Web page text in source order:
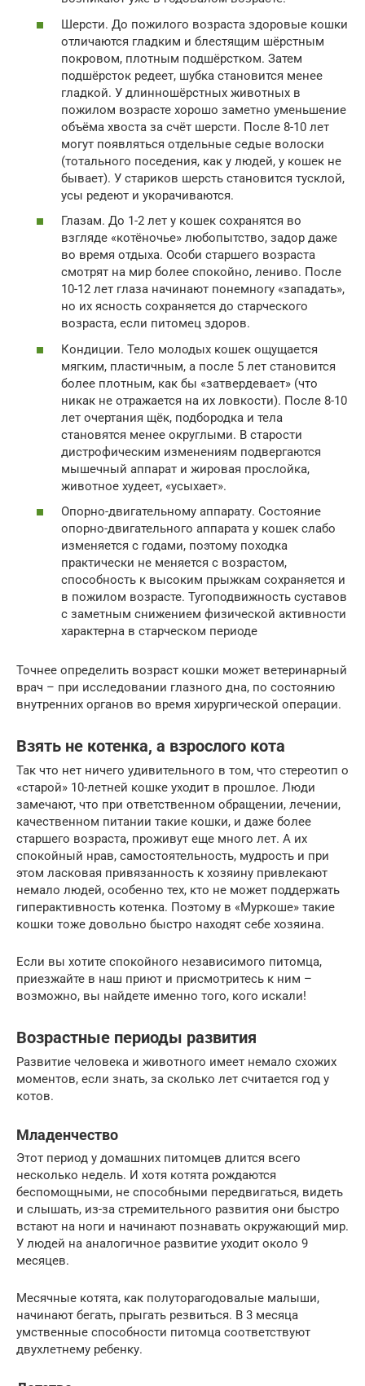
Шерсти. До пожилого возраста здоровые кошки
отличаются гладким и блестящим шёрстным
покровом, плотным подшёрстком. Затем
подшёрсток редеет, шубка становится менее
гладкой. У длинношёрстных животных в
пожилом возрасте хорошо заметно уменьшение
объёма хвоста за счёт шерсти. После 8-10 лет
могут появляться отдельные седые волоски
(тотального поседения, как у людей, у кошек не
бывает). У стариков шерсть становится тусклой,
усы редеют и укорачиваются.
Глазам. До 1-2 лет у кошек сохранятся во
взгляде «котёночье» любопытство, задор даже
во время отдыха. Особи старшего возраста
смотрят на мир более спокойно, лениво. После
10-12 лет глаза начинают понемногу «западать»,
но их ясность сохраняется до старческого
возраста, если питомец здоров.
Кондиции. Тело молодых кошек ощущается
мягким, пластичным, а после 5 лет становится
более плотным, как бы «затвердевает» (что
никак не отражается на их ловкости). После 8-10
лет очертания щёк, подбородка и тела
становятся менее округлыми. В старости
дистрофическим изменениям подвергаются
мышечный аппарат и жировая прослойка,
животное худеет, «усыхает».
Опорно-двигательному аппарату. Состояние
опорно-двигательного аппарата у кошек слабо
изменяется с годами, поэтому походка
практически не меняется с возрастом,
способность к высоким прыжкам сохраняется и
в пожилом возрасте. Тугоподвижность суставов
с заметным снижением физической активности
характерна в старческом периоде
Точнее определить возраст кошки может ветеринарный
врач – при исследовании глазного дна, по состоянию
внутренних органов во время хирургической операции.
Взять не котенка, а взрослого кота
Так что нет ничего удивительного в том, что стереотип о
«старой» 10-летней кошке уходит в прошлое. Люди
замечают, что при ответственном обращении, лечении,
качественном питании такие кошки, и даже более
старшего возраста, проживут еще много лет. А их
спокойный нрав, самостоятельность, мудрость и при
этом ласковая привязанность к хозяину привлекают
немало людей, особенно тех, кто не может поддержать
гиперактивность котенка. Поэтому в «Муркоше» такие
кошки тоже довольно быстро находят себе хозяина.
Если вы хотите спокойного независимого питомца,
приезжайте в наш приют и присмотритесь к ним –
возможно, вы найдете именно того, кого искали!
Возрастные периоды развития
Развитие человека и животного имеет немало схожих
моментов, если знать, за сколько лет считается год у
котов.
Младенчество
Этот период у домашних питомцев длится всего
несколько недель. И хотя котята рождаются
беспомощными, не способными передвигаться, видеть
и слышать, из-за стремительного развития они быстро
встают на ноги и начинают познавать окружающий мир.
У людей на аналогичное развитие уходит около 9
месяцев.
Месячные котята, как полуторагодовалые малыши,
начинают бегать, прыгать резвиться. В 3 месяца
умственные способности питомца соответствуют
двухлетнему ребенку.